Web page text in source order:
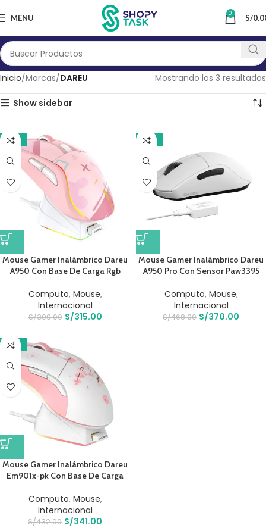
MENU 0 S/
Inicio Marcas DAREU Mostrando los 3 resultados
Show sidebar
-21%
Mouse Gamer Inalámbrico Dareu
A950 Con Base De Carga Rgb
Computo, Mouse,
Internacional
S/399.00 S/315.00
-21%
Mouse Gamer Inalámbrico Dareu
A950 Pro Con Sensor Paw3395
Computo, Mouse,
Internacional
S/468.00 S/370.00
-21%
Mouse Gamer Inalámbrico Dareu
Em901x-pk Con Base De Carga
Computo, Mouse,
Internacional
S/432.00 S/341.00